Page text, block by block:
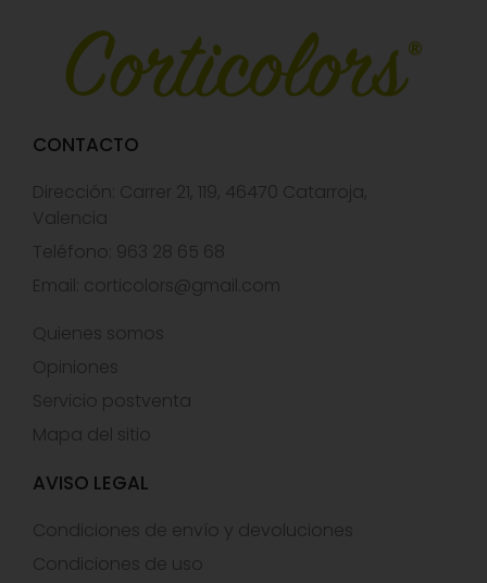
CONTACTO
Dirección: Carrer 21, 119, 46470 Catarroja,
Valencia
Teléfono: 963 28 65 68
Email: corticolors@gmail.com
Quienes somos
Opiniones
Servicio postventa
Mapa del sitio
AVISO LEGAL
Condiciones de envío y devoluciones
Condiciones de uso